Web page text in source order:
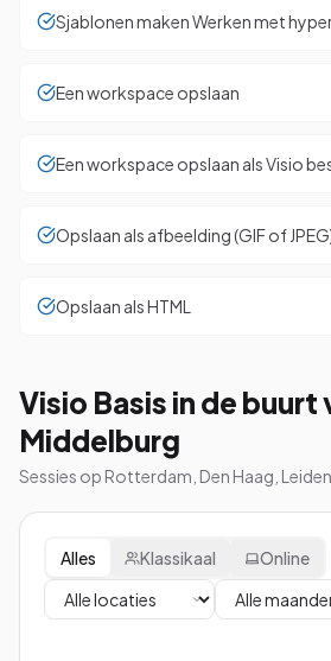
Sjablonen maken Werken met
Een workspace opslaan
Een workspace opslaan als Visio
Opslaan als afbeelding (GIF of
Opslaan als HTML
Visio Basis in de buurt
Middelburg
Sessies op Rotterdam, Den Haag,
Alles Klassikaal Online